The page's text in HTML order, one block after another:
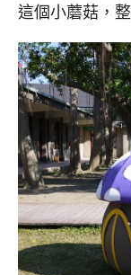
這個小蘑菇，